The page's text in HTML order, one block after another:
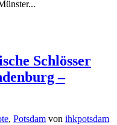
Schlösser
–
, Potsdam von ihkpotsdam